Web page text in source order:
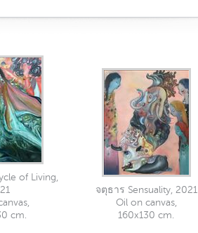
of Living,
cm.
จตุธาร Sensuality, 2021
Oil on canvas,
160x130 cm.